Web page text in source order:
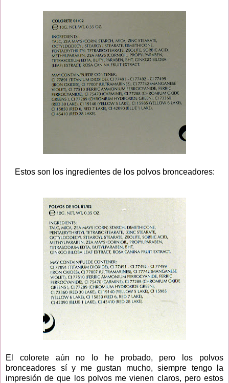
Estos son los ingredientes de los polvos bronceadores:
El colorete aún no lo he probado, pero los polvos
bronceadores sí y me gustan mucho, siempre tengo la
impresión de que los polvos me vienen claros, pero estos